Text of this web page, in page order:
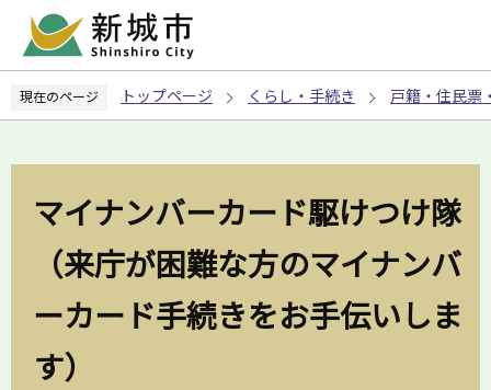
ペ
の
現在のページ トップページ くらし・手続き 戸籍・住民票
マイナンバーカード駆けつけ隊
（来庁が困難な方のマイナンバ
ーカード手続きをお手伝いしま
す）